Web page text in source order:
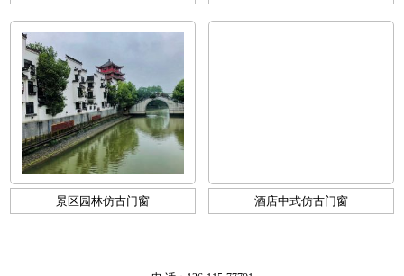
景区园林仿古门窗 酒店中式仿古门窗